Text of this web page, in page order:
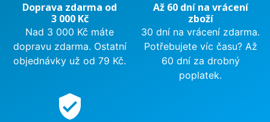
Doprava zdarma od
3 000 Kč
Nad 3 000 Kč máte
dopravu zdarma. Ostatní
objednávky už od 79 Kč.
Až 60 dní na vrácení
zboží
30 dní na vrácení zdarma.
Potřebujete víc času? Až
60 dní za drobný
poplatek.
verified_user